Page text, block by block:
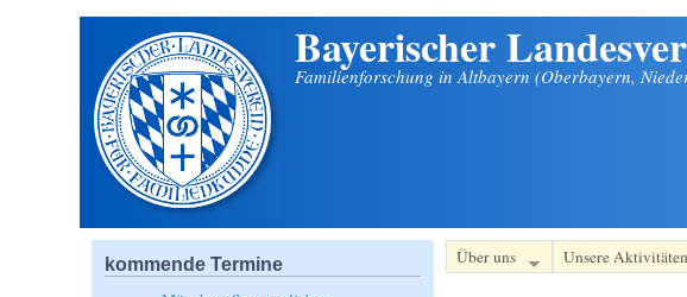
Bayerischer
Familienforschung in Altbayern (Oberbayern,
Über uns Unsere Aktivitäten
kommende Termine